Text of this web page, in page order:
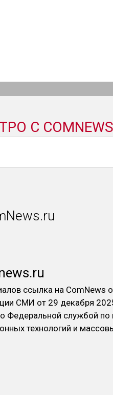
ссылка на ComNews
СМИ от 29 декабря
службой по
технологий и